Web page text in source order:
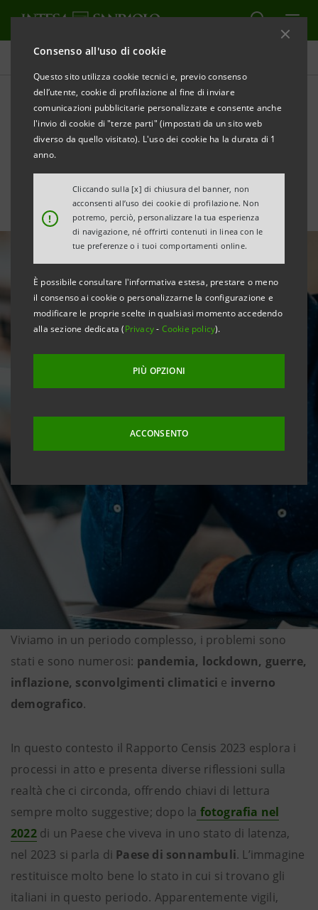
Consenso all'uso di cookie
Questo sito utilizza cookie tecnici e, previo consenso
dell’utente, cookie di profilazione al fine di inviare
comunicazioni pubblicitarie personalizzate e consente anche
l'invio di cookie di "terze parti" (impostati da un sito web
diverso da quello visitato). L'uso dei cookie ha la durata di 1
anno.
!
Cliccando sulla [x] di chiusura del banner, non
acconsenti all’uso dei cookie di profilazione. Non
potremo, perciò, personalizzare la tua esperienza
di navigazione, né offrirti contenuti in linea con le
tue preferenze o i tuoi comportamenti online.
È possibile consultare l'informativa estesa, prestare o meno
il consenso ai cookie o personalizzarne la configurazione e
modificare le proprie scelte in qualsiasi momento accedendo
alla sezione dedicata (Privacy- Cookie policy).
PIÙ OPZIONI
ACCONSENTO
Ricerche Comportamentali
Rapporto Censis 2023: la
società sonnambula
Viviamo in un periodo complesso, i problemi sono
stati e sono numerosi: pandemia, lockdown, guerre,
inflazione, sconvolgimenti climatici e inverno
demografico.
In questo contesto il Rapporto Censis 2023 esplora i
processi in atto e presenta diverse riflessioni sulla
realtà che ci circonda, offrendo chiavi di lettura
sempre molto suggestive; dopo la fotografia nel
2022di un Paese che viveva in uno stato di latenza,
nel 2023 si parla di Paese di sonnambuli. L’immagine
restituisce molto bene lo stato in cui si trovano gli
italiani in questo periodo. Apparentemente vigili,